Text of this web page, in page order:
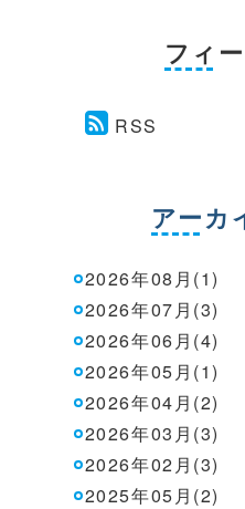
フィ
RSS
アーカ
2026年08月(1)
2026年07月(3)
2026年06月(4)
2026年05月(1)
2026年04月(2)
2026年03月(3)
2026年02月(3)
2025年05月(2)